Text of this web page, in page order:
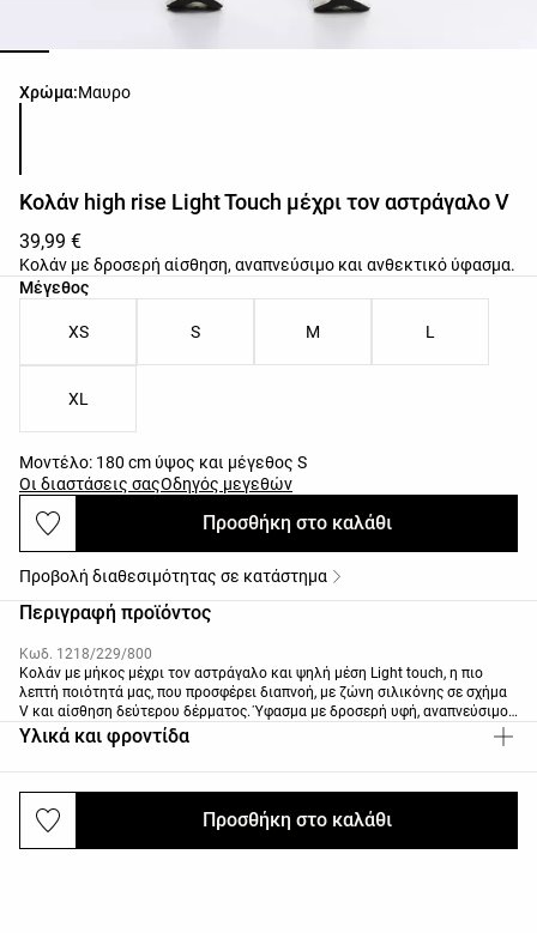
Χρώμα:Μαυρο
Λίστα χρωμάτων προϊόντος
Κολάν high rise Light Touch μέχρι τον αστράγαλο V
39,99 €
Κολάν με δροσερή αίσθηση, αναπνεύσιμο και ανθεκτικό ύφασμα.
Μέγεθος
Λίστα μεγεθών προϊόντος
XS S M L
XL
Μοντέλο: 180 cm ύψος και μέγεθος S
Οι διαστάσεις σαςΟδηγός μεγεθών
Προσθήκη στο καλάθι
Προσθήκη στο καλάθι
Προβολή διαθεσιμότητας σε κατάστημα
Περιγραφή προϊόντος
Κωδ. 1218/229/800
Κολάν με μήκος μέχρι τον αστράγαλο και ψηλή μέση Light touch, η πιο
λεπτή ποιότητά μας, που προσφέρει διαπνοή, με ζώνη σιλικόνης σε σχήμα
V και αίσθηση δεύτερου δέρματος. Ύφασμα με δροσερή υφή, αναπνεύσιμο
και υψηλής αντοχής.
Υλικά και φροντίδα
Αποστολές και επιστροφές